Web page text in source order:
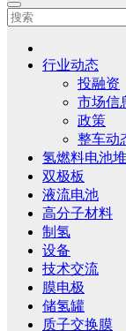
行业动态
投融资
市场信
政策
整车动
氢燃料电池堆
双极板
液流电池
高分子材料
制氢
设备
技术交流
膜电极
储氢罐
质子交换膜